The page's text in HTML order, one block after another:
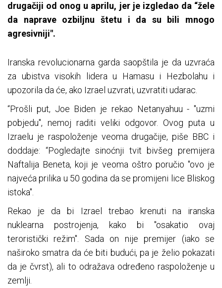
drugačiji od onog u aprilu, jer je izgledao da “žele
da naprave ozbiljnu štetu i da su bili mnogo
agresivniji".
Iranska revolucionarna garda saopštila je da uzvraća
za ubistva visokih lidera u Hamasu i Hezbolahu i
upozorila da će, ako Izrael uzvrati, uzvratiti udarac.
“Prošli put, Joe Biden je rekao Netanyahuu - "uzmi
pobjedu", nemoj raditi veliki odgovor. Ovog puta u
Izraelu je raspoloženje veoma drugačije, piše BBC i
doddaje: “Pogledajte sinoćnji tvit bivšeg premijera
Naftalija Beneta, koji je veoma oštro poručio "ovo je
najveća prilika u 50 godina da se promijeni lice Bliskog
istoka".
Rekao je da bi Izrael trebao krenuti na iranska
nuklearna postrojenja, kako bi "osakatio ovaj
teroristički režim". Sada on nije premijer (iako se
naširoko smatra da će biti budući, pa je želio pokazati
da je čvrst), ali to odražava određeno raspoloženje u
zemlji.